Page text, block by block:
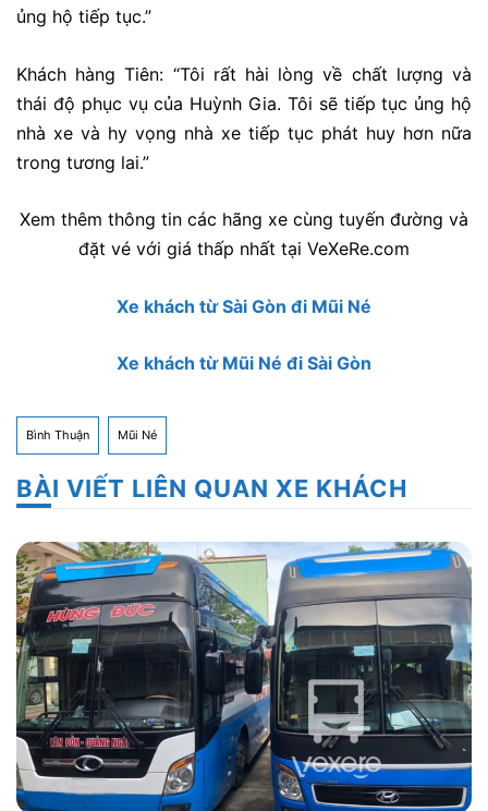
ủng hộ tiếp tục.”
Khách hàng Tiên: “Tôi rất hài lòng về chất lượng và
thái độ phục vụ của Huỳnh Gia. Tôi sẽ tiếp tục ủng hộ
nhà xe và hy vọng nhà xe tiếp tục phát huy hơn nữa
trong tương lai.”
Xem thêm thông tin các hãng xe cùng tuyến đường và
đặt vé với giá thấp nhất tại VeXeRe.com
Xe khách từ Sài Gòn đi Mũi Né
Xe khách từ Mũi Né đi Sài Gòn
Bình Thuận Mũi Né
BÀI VIẾT LIÊN QUAN XE KHÁCH